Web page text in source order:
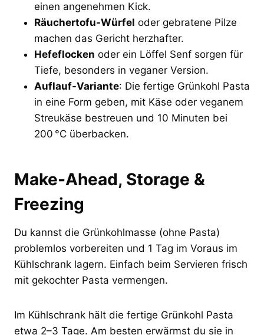
einen angenehmen Kick.
Räuchertofu-Würfel oder gebratene Pilze
machen das Gericht herzhafter.
Hefeflocken oder ein Löffel Senf sorgen für
Tiefe, besonders in veganer Version.
Auflauf-Variante: Die fertige Grünkohl Pasta
in eine Form geben, mit Käse oder veganem
Streukäse bestreuen und 10 Minuten bei
200 °C überbacken.
Make-Ahead, Storage &
Freezing
Du kannst die Grünkohlmasse (ohne Pasta)
problemlos vorbereiten und 1 Tag im Voraus im
Kühlschrank lagern. Einfach beim Servieren frisch
mit gekochter Pasta vermengen.
Im Kühlschrank hält die fertige Grünkohl Pasta
etwa 2–3 Tage. Am besten erwärmst du sie in